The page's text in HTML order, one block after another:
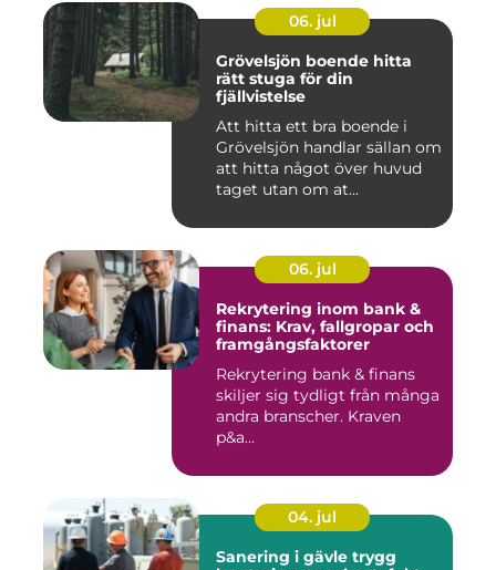
06. jul
Grövelsjön boende hitta
rätt stuga för din
fjällvistelse
Att hitta ett bra boende i
Grövelsjön handlar sällan om
att hitta något över huvud
taget utan om at...
06. jul
Rekrytering inom bank &
finans: Krav, fallgropar och
framgångsfaktorer
Rekrytering bank & finans
skiljer sig tydligt från många
andra branscher. Kraven
p&a...
04. jul
Sanering i gävle trygg